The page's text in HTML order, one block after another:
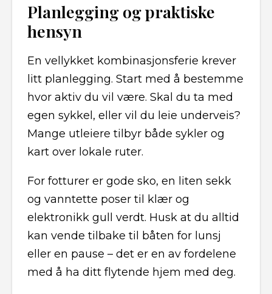
Planlegging og praktiske
hensyn
En vellykket kombinasjonsferie krever
litt planlegging. Start med å bestemme
hvor aktiv du vil være. Skal du ta med
egen sykkel, eller vil du leie underveis?
Mange utleiere tilbyr både sykler og
kart over lokale ruter.
For fotturer er gode sko, en liten sekk
og vanntette poser til klær og
elektronikk gull verdt. Husk at du alltid
kan vende tilbake til båten for lunsj
eller en pause – det er en av fordelene
med å ha ditt flytende hjem med deg.